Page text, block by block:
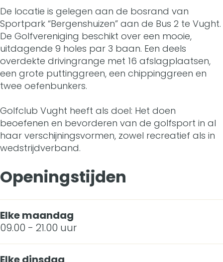
l
u
b
V
u
g
h
f
c
l
u
b
u
g
t
l
f
c
l
u
V
u
h
t
l
u
b
V
u
h
t
o
l
f
c
l
b
V
g
h
t
De locatie is gelegen aan de bosrand van
Sportpark “Bergenshuizen” aan de Bus 2 te Vught.
De Golfvereniging beschikt over een mooie,
uitdagende 9 holes par 3 baan. Een deels
overdekte drivingrange met 16 afslagplaatsen,
een grote puttinggreen, een chippinggreen en
twee oefenbunkers.
Golfclub Vught heeft als doel: Het doen
beoefenen en bevorderen van de golfsport in al
haar verschijningsvormen, zowel recreatief als in
wedstrijdverband.
Openingstijden
Elke maandag
09.00 - 21.00 uur